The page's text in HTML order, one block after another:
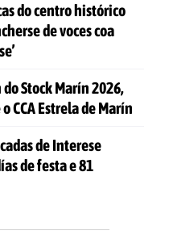
do centro histórico
de voces coa
Stock Marín 2026,
CCA Estrela de Marín
de Interese
de festa e 81